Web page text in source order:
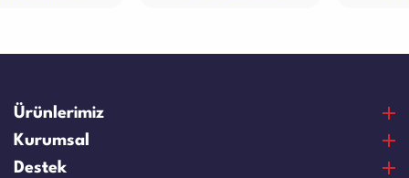
Ürünlerimiz
Para Sayma Makineleri
Para Kontrol Makineleri
Kurumsal
Hakkımızda
Destek